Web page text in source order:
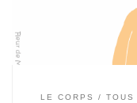
LE CORPS